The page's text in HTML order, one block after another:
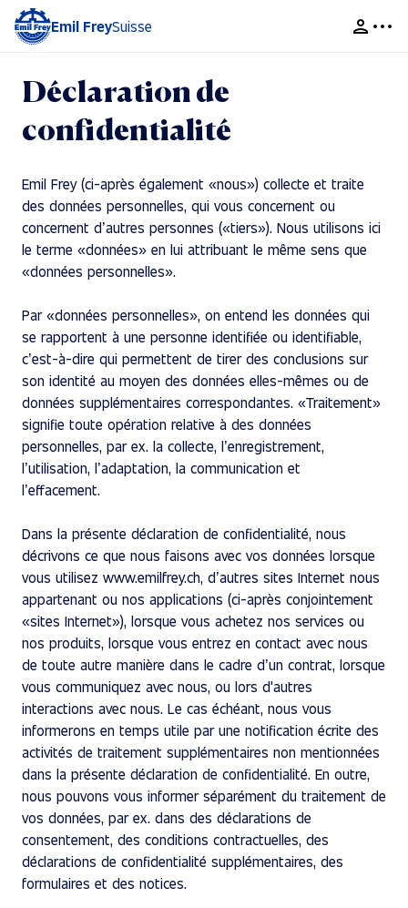
Emil FreySuisse
Déclaration de
confidentialité
Emil Frey (ci-après également «nous») collecte et traite
des données personnelles, qui vous concernent ou
concernent d’autres personnes («tiers»). Nous utilisons ici
le terme «données» en lui attribuant le même sens que
«données personnelles».
Par «données personnelles», on entend les données qui
se rapportent à une personne identifiée ou identifiable,
c’est-à-dire qui permettent de tirer des conclusions sur
son identité au moyen des données elles-mêmes ou de
données supplémentaires correspondantes. «Traitement»
signifie toute opération relative à des données
personnelles, par ex. la collecte, l’enregistrement,
l’utilisation, l’adaptation, la communication et
l’effacement.
Dans la présente déclaration de confidentialité, nous
décrivons ce que nous faisons avec vos données lorsque
vous utilisez www.emilfrey.ch, d’autres sites Internet nous
appartenant ou nos applications (ci-après conjointement
«sites Internet»), lorsque vous achetez nos services ou
nos produits, lorsque vous entrez en contact avec nous
de toute autre manière dans le cadre d’un contrat, lorsque
vous communiquez avec nous, ou lors d'autres
interactions avec nous. Le cas échéant, nous vous
informerons en temps utile par une notification écrite des
activités de traitement supplémentaires non mentionnées
dans la présente déclaration de confidentialité. En outre,
nous pouvons vous informer séparément du traitement de
vos données, par ex. dans des déclarations de
consentement, des conditions contractuelles, des
déclarations de confidentialité supplémentaires, des
formulaires et des notices.